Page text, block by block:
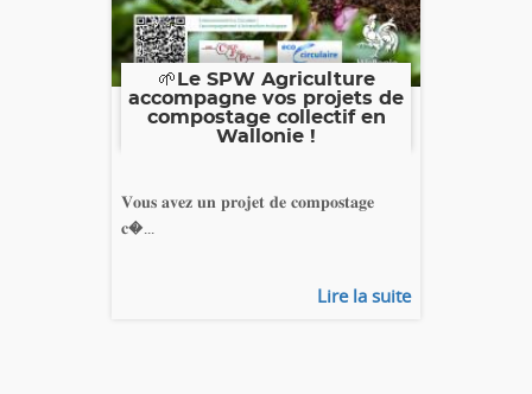
🌱Le SPW Agriculture
accompagne vos projets de
compostage collectif en
Wallonie !
𝐕𝐨𝐮𝐬 𝐚𝐯𝐞𝐳 𝐮𝐧 𝐩𝐫𝐨𝐣𝐞𝐭 𝐝𝐞 𝐜𝐨𝐦𝐩𝐨𝐬𝐭𝐚𝐠𝐞
𝐜�...
Lire la suite